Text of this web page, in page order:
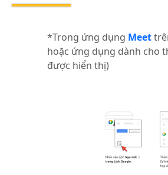
*Trong ứng dụng Meet
hoặc ứng dụng dành cho
được hiển thị)